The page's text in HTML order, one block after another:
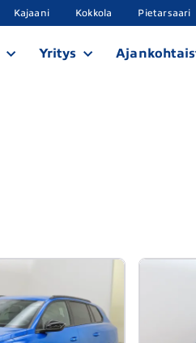
Kajaani Kokkola Pietarsaari
Yritys